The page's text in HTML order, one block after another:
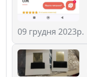
09 грудня 2023р.